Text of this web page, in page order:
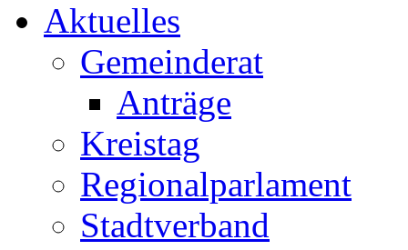
Aktuelles
Gemeinderat
Anträge
Kreistag
Regionalparlament
Stadtverband